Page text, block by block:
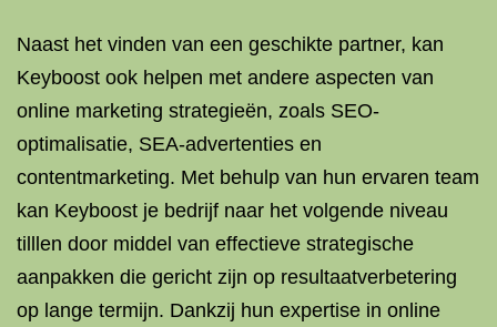
Naast het vinden van een geschikte partner, kan
Keyboost ook helpen met andere aspecten van
online marketing strategieën, zoals SEO-
optimalisatie, SEA-advertenties en
contentmarketing. Met behulp van hun ervaren team
kan Keyboost je bedrijf naar het volgende niveau
tilllen door middel van effectieve strategische
aanpakken die gericht zijn op resultaatverbetering
op lange termijn. Dankzij hun expertise in online